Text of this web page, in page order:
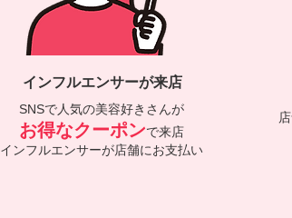
​インフルエンサーが来店
SNSで人気の美容好きさんが
お得なクーポンで来店
インフルエンサーが店舗にお支払い